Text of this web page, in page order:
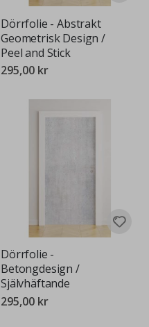
Dörrfolie - Abstrakt
Geometrisk Design /
Peel and Stick
295,00 kr
Dörrfolie -
Betongdesign /
Självhäftande
295,00 kr